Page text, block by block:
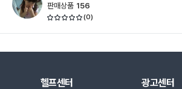
판매상품 156
(0)
헬프센터 광고센터